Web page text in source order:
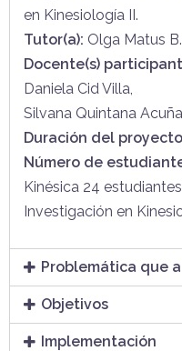
en Kinesiología II.
Tutor(a): Olga Matus B.
Docente(s)
Daniela Cid Villa,
Silvana Quintana
Duración del
Número de
Kinésica 24
Investigación en
Problemática que
Objetivos
Implementación